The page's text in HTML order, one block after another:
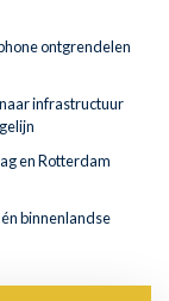
ontgrendelen
infrastructuur
en Rotterdam
binnenlandse